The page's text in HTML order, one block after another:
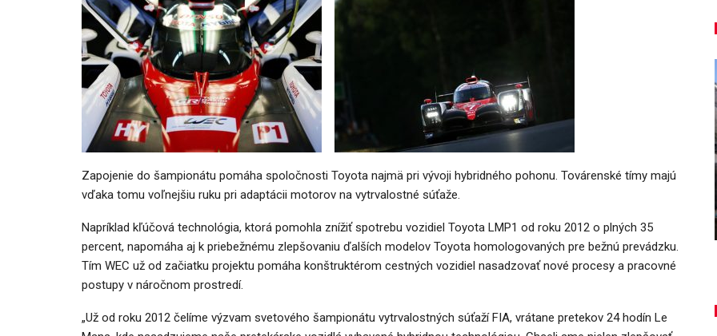
Zapojenie do šampionátu pomáha spoločnosti Toyota najmä pri vývoji hybridného pohonu. Továrenské tímy majú
vďaka tomu voľnejšiu ruku pri adaptácii motorov na vytrvalostné súťaže.
Napríklad kľúčová technológia, ktorá pomohla znížiť spotrebu vozidiel Toyota LMP1 od roku 2012 o plných 35
percent, napomáha aj k priebežnému zlepšovaniu ďalších modelov Toyota homologovaných pre bežnú prevádzku.
Tím WEC už od začiatku projektu pomáha konštruktérom cestných vozidiel nasadzovať nové procesy a pracovné
postupy v náročnom prostredí.
„Už od roku 2012 čelíme výzvam svetového šampionátu vytrvalostných súťaží FIA, vrátane pretekov 24 hodín Le
AUTO TESTY
TEST: Ford Kuga Hybrid má veľký
2,5-litrový motor. Pôjde to…
TEST: Dacia Duster hybrid-G 150
4×4 – Trojitý útok